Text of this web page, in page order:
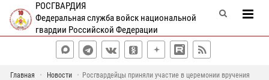
РОСГВАРДИЯ
Федеральная служба войск национальной
гвардии Российской Федерации
Главная Новости
Росгвардейцы приняли участие в церемонии вручения